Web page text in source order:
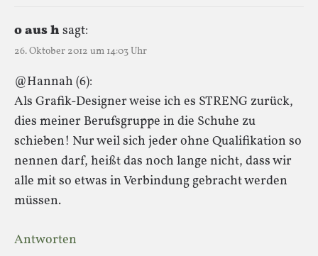
o aus h sagt:
26. Oktober 2012 um 14:03 Uhr
@Hannah (6):
Als Grafik-Designer weise ich es STRENG zurück,
dies meiner Berufsgruppe in die Schuhe zu
schieben! Nur weil sich jeder ohne Qualifikation so
nennen darf, heißt das noch lange nicht, dass wir
alle mit so etwas in Verbindung gebracht werden
müssen.
Antworten